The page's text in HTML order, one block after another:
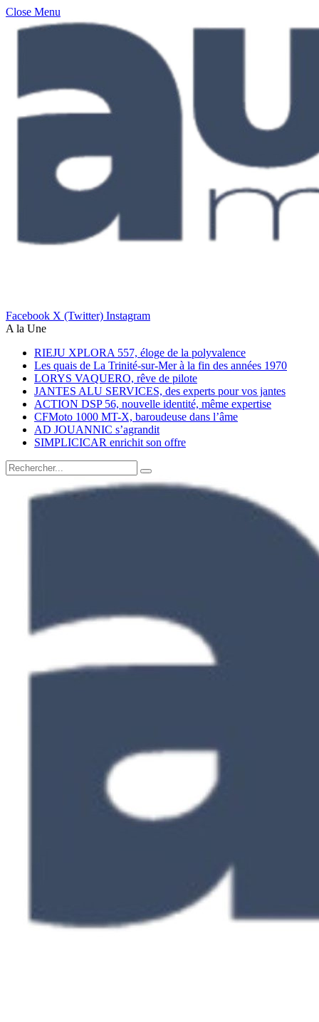
Close Menu
Facebook X (Twitter) Instagram
A la Une
RIEJU XPLORA 557, éloge de la polyvalence
Les quais de La Trinité-sur-Mer à la fin des années 1970
LORYS VAQUERO, rêve de pilote
JANTES ALU SERVICES, des experts pour vos jantes
ACTION DSP 56, nouvelle identité, même expertise
CFMoto 1000 MT-X, baroudeuse dans l’âme
AD JOUANNIC s’agrandit
SIMPLICICAR enrichit son offre